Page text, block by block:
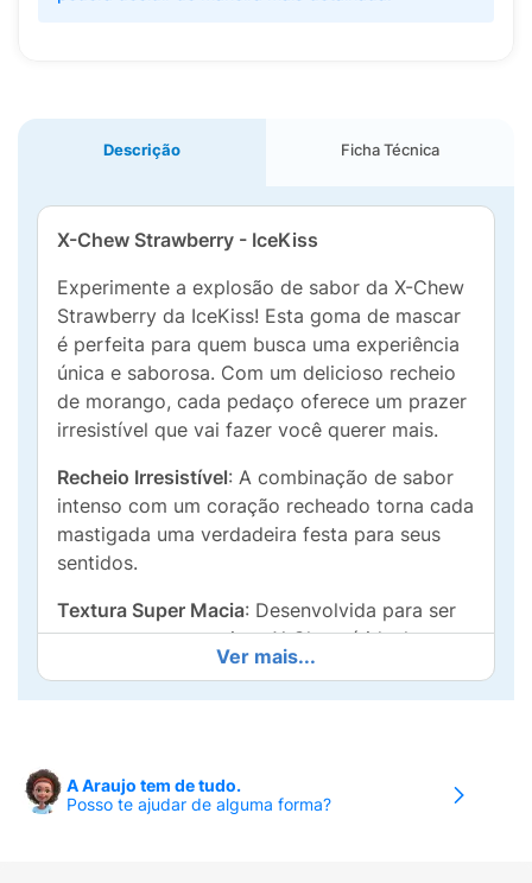
Descrição Ficha Técnica
X-Chew Strawberry - IceKiss
Experimente a explosão de sabor da X-Chew
Strawberry da IceKiss! Esta goma de mascar
é perfeita para quem busca uma experiência
única e saborosa. Com um delicioso recheio
de morango, cada pedaço oferece um prazer
irresistível que vai fazer você querer mais.
Recheio Irresistível: A combinação de sabor
intenso com um coração recheado torna cada
mastigada uma verdadeira festa para seus
sentidos.
Textura Super Macia: Desenvolvida para ser
extramamente macia, a X-Chew é ideal para
qualquer ocasião, seja em casa, no trabalho
ou em movimento.
fácil de levar para onde quer que você vá,
garantindo que você sempre tenha um
Ver mais...
A Araujo tem de tudo.
Posso te ajudar de alguma forma?